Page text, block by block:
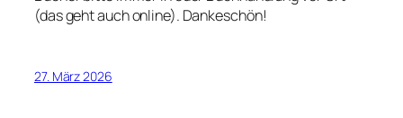
(das geht auch online). Dankeschön!
27. März 2026